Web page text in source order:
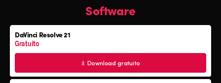
Software
Pannelli di color grading
Console audio Fairlight
Software
DaVinci Resolve 21
Gratuito
Download gratuito